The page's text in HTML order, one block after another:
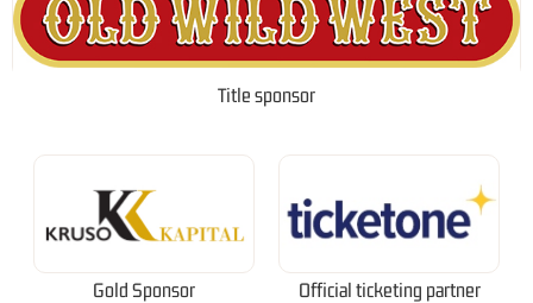
Title sponsor
Gold Sponsor Official ticketing partner